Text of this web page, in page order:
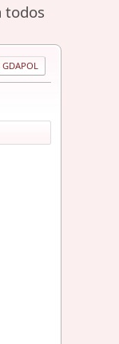
todos
GDAPOL